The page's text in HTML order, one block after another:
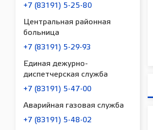
+7 (83191) 5-25-80
Центральная районная
больница
+7 (83191) 5-29-93
Единая дежурно-
диспетчерская служба
+7 (83191) 5-47-00
Аварийная газовая служба
+7 (83191) 5-48-02